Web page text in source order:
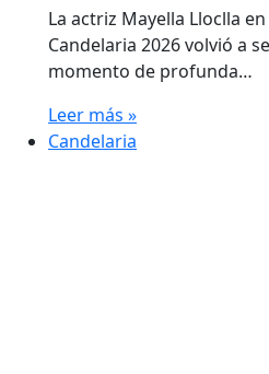
La actriz Mayella Lloclla
Candelaria 2026 volvió a
momento de profunda…
Leer más »
Candelaria